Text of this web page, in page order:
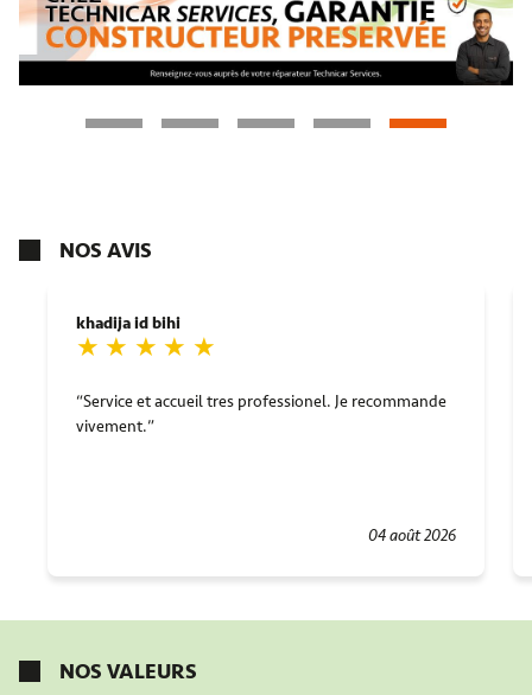
NOS AVIS
khadija id bihi
04 août 2026
Service et accueil tres professionel. Je recommande
vivement.
NOS VALEURS